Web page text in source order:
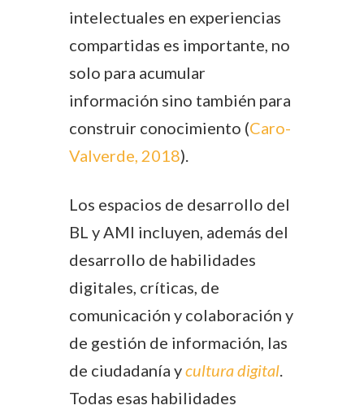
intelectuales en experiencias
compartidas es importante, no
solo para acumular
información sino también para
construir conocimiento (Caro-
Valverde, 2018).
Los espacios de desarrollo del
BL y AMI incluyen, además del
desarrollo de habilidades
digitales, críticas, de
comunicación y colaboración y
de gestión de información, las
de ciudadanía ycultura digital.
Todas esas habilidades